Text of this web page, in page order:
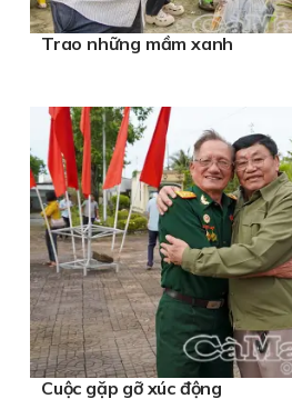
Trao những mầm xanh
Cuộc gặp gỡ xúc động